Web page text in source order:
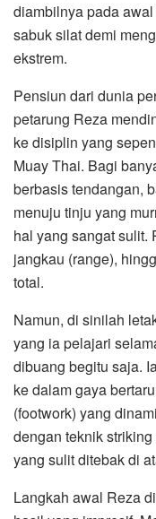
diambilnya pada
sabuk silat demi
ekstrem.
​Pensiun dari dunia
petarung Reza
ke disiplin yang
Muay Thai. Bagi
berbasis tendangan,
menuju tinju yang
hal yang sangat sulit.
jangkau (range),
total.
​Namun, di sinilah
yang ia pelajari
dibuang begitu saja.
ke dalam gaya
(footwork) yang
dengan teknik
yang sulit ditebak di
​Langkah awal Reza